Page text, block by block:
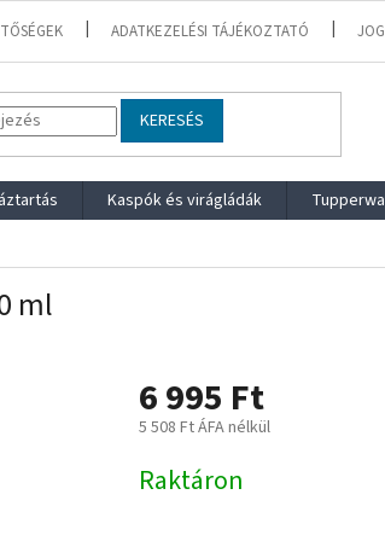
ADATKEZELÉSI TÁJÉKOZTATÓ
KERESÉS
Kaspók és virágládák
ml
6 995 Ft
5 508 Ft ÁFA nélkül
Raktáron